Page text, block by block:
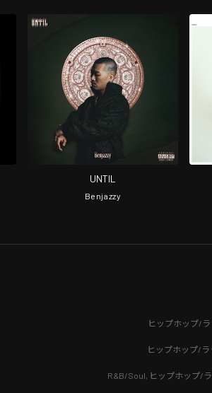
UNTIL
Benjazzy
ヒップホップ/
ヒップホップ/ラ
R&B/Soul ヒップホップ/